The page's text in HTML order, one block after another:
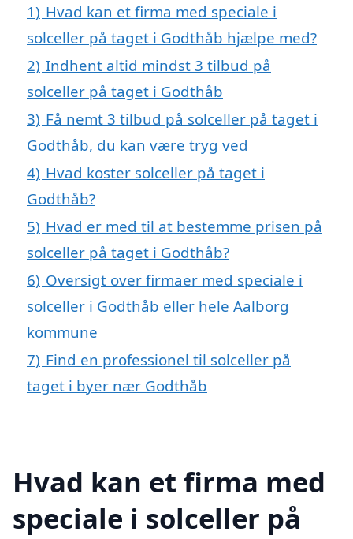
1) Hvad kan et firma med speciale i
solceller på taget i Godthåb hjælpe med?
2) Indhent altid mindst 3 tilbud på
solceller på taget i Godthåb
3) Få nemt 3 tilbud på solceller på taget i
Godthåb, du kan være tryg ved
4) Hvad koster solceller på taget i
Godthåb?
5) Hvad er med til at bestemme prisen på
solceller på taget i Godthåb?
6) Oversigt over firmaer med speciale i
solceller i Godthåb eller hele Aalborg
kommune
7) Find en professionel til solceller på
taget i byer nær Godthåb
Hvad kan et firma med
speciale i solceller på